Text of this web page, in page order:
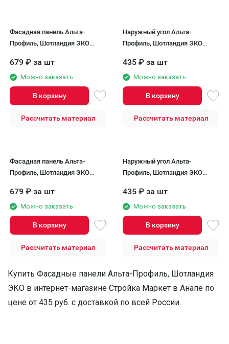
Фасадная панель Альта-
Профиль, Шотландия ЭКО
679 ₽ за шт
Можно заказать
В корзину
Рассчитать материал
Наружный угол Альта-
Профиль, Шотландия ЭКО
435 ₽ за шт
Можно заказать
В корзину
Рассчитать материал
Фасадная панель Альта-
Профиль, Шотландия ЭКО
679 ₽ за шт
Можно заказать
В корзину
Рассчитать материал
Наружный угол Альта-
Профиль, Шотландия ЭКО
435 ₽ за шт
Можно заказать
В корзину
Рассчитать материал
Купить Фасадные панели Альта-Профиль, Шотландия
ЭКО в интернет-магазине Стройка Маркет в Анапе по
цене от 435 руб. с доставкой по всей России.